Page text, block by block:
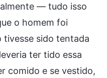
— tudo isso
o homem foi
tivesse sido tentada
ter tido essa
comido e se vestido,